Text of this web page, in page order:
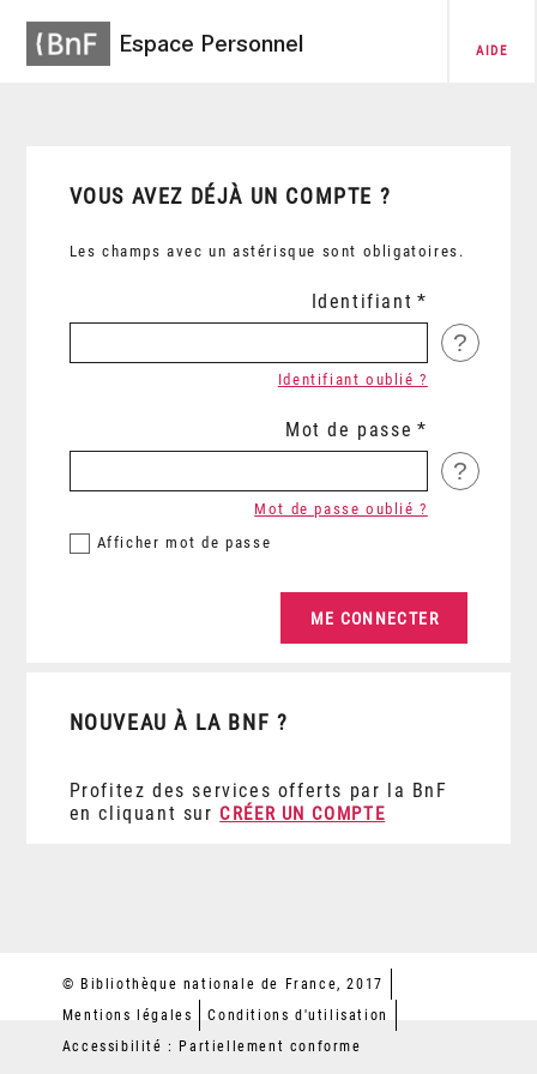
Espace Personnel AIDE
VOUS AVEZ DÉJÀ UN COMPTE ?
Les champs avec un astérisque sont obligatoires.
Identifiant
?
Identifiant oublié ?
Mot de passe
?
Afficher mot de passe
Mot de passe oublié ?
NOUVEAU À LA BNF ?
Profitez des services offerts par la BnF
en cliquant sur CRÉER UN COMPTE
© Bibliothèque nationale de France, 2017
Mentions légales
Conditions d'utilisation
Accessibilité : Partiellement conforme